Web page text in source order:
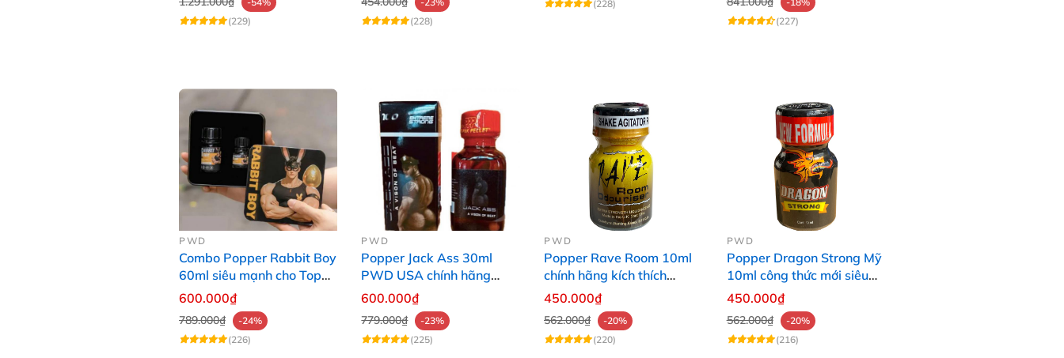
(229)
(228)
(228)
(227)
PWD
Combo Popper Rabbit Boy
60ml siêu mạnh cho Top
làm chủ, bùng nổ bản lĩnh
600.000₫
789.000₫
-24%
(226)
PWD
Popper Jack Ass 30ml
PWD USA chính hãng
hương thơm mê hoặc
600.000₫
779.000₫
-23%
(225)
PWD
Popper Rave Room 10ml
chính hãng kích thích
mạnh cho nam nữ
450.000₫
562.000₫
-20%
(220)
PWD
Popper Dragon Strong Mỹ
10ml công thức mới siêu
mạnh Top Bot
450.000₫
562.000₫
-20%
(216)